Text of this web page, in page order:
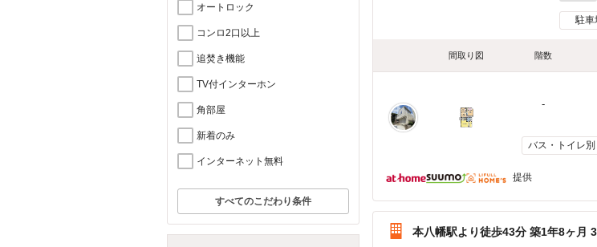
オートロック
コンロ2口以上
追焚き機能
TV付インターホン
角部屋
新着のみ
インターネット無料
すべてのこだわり条件
駐車
間取り図 階数
-
バス・トイレ別
提供
本八幡駅より徒歩43分 築1年8ヶ月